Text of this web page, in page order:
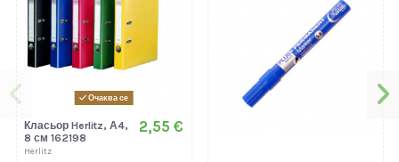
Очаква се
Класьор Herlitz, А4,
8 см 162198
Herlitz
2,55 €